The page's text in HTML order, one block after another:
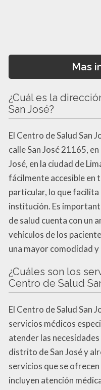
Mas
¿Cuál es la
San José?
El Centro de Salud San
calle San José 21165,
José, en la ciudad de
fácilmente accesible en
particular, lo que facilita
institución. Es
de salud cuenta con un
vehículos de los
una mayor comodidad
¿Cuáles son los
Centro de Salud
El Centro de Salud San
servicios médicos
atender las
distrito de San José y
servicios que se
incluyen atención